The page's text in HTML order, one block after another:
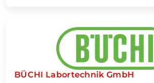
BÜCHI Labortechnik GmbH